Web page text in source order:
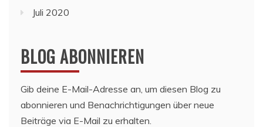
Juli 2020
BLOG ABONNIEREN
Gib deine E-Mail-Adresse an, um diesen Blog zu
abonnieren und Benachrichtigungen über neue
Beiträge via E-Mail zu erhalten.